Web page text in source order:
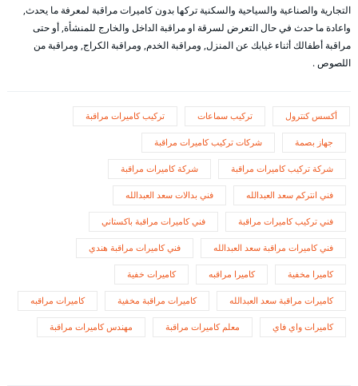
التجارية والصناعية والسياحية والسكنية تركها بدون كاميرات مراقبة لمعرفة ما يحدث,
واعادة ما حدث في حال التعرض لسرقة او مراقبة الداخل والخارج للمنشأة, أو حتى
مراقبة أطفالك أثناء غيابك عن المنزل, ومراقبة الخدم, ومراقبة الكراج, ومراقبة من
اللصوص .
أكسس كنترول تركيب سماعات تركيب كاميرات مراقبة
جهاز بصمة شركات تركيب كاميرات مراقبة
شركة تركيب كاميرات مراقبة شركة كاميرات مراقبة
فني انتركم سعد العبدالله فني بدالات سعد العبدالله
فني تركيب كاميرات مراقبة فني كاميرات مراقبة باكستاني
فني كاميرات مراقبة سعد العبدالله فني كاميرات مراقبة هندي
كاميرا مخفية كاميرا مراقبه كاميرات خفية
كاميرات مراقبة سعد العبدالله كاميرات مراقبة مخفية كاميرات مراقبه
كاميرات واي فاي معلم كاميرات مراقبة مهندس كاميرات مراقبة